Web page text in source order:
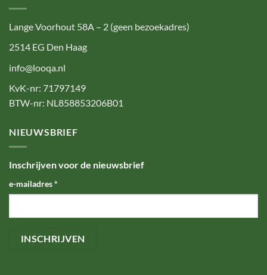
Lange Voorhout 58A – 2 (geen bezoekadres)
2514 EG Den Haag
info@looqa.nl
KvK-nr: 71797149
BTW-nr: NL858853206B01
NIEUWSBRIEF
Inschrijven voor de nieuwsbrief
e-mailadres*